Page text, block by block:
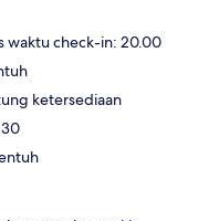
waktu check-in: 20.00
ketersediaan